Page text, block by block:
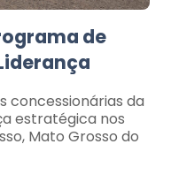
de
concessionárias da
estratégica nos
Mato Grosso do